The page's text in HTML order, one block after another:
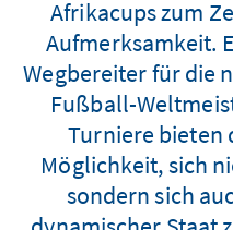
Afrikacups zum
Aufmerksamkeit.
Wegbereiter für die
Fußball-
Turniere bieten
Möglichkeit, sich
sondern sich